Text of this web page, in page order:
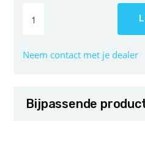
Neem contact met je dealer
Bijpassende